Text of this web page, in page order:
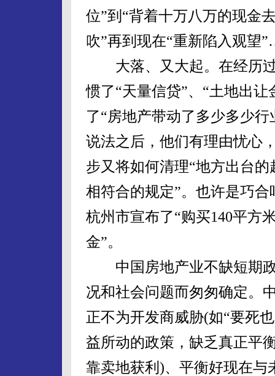
位”到“背着十万八万的现金
吹”再到现在“重新陷入观
大落、又大起。在经历过
惯了“天量信贷”、“土地出
了“房地产带动了多少多少
说法之后，他们有理由忧心
步又将如何清理“地方出台
相符合的规定”。也许是巧
杭州市宣布了“购买140平方
金”。
中国房地产业不缺短期政
况和社会问题而匆匆确定。
正不为开发商威胁(如“要死
益所动的政策，缺乏真正平
靠卖地获利)、平衡好现在与